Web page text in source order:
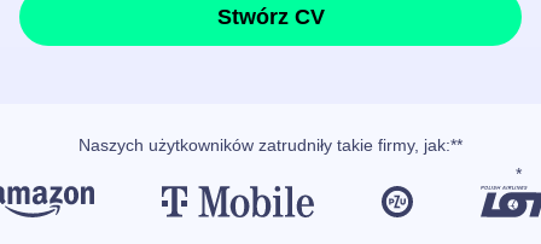
Stwórz CV
Naszych użytkowników zatrudniły takie firmy, jak:**